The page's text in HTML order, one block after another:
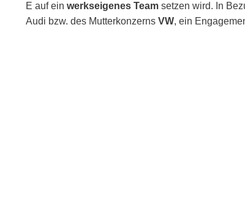
E auf ein werkseigenes Team setzen wird. In
Audi bzw. des Mutterkonzerns VW, ein